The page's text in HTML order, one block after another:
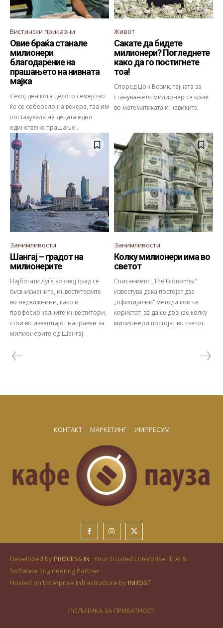
Вистински приказни
Овие браќа станале
милионери
благодарение на
прашањето на нивната
мајка
Секој ден кога целото семејство
ќе се соберело на вечера, таа им
поставувала на децата едно
единствено прашање...
Живот
Сакате да бидете
милионери? Погледнете
како да го постигнете
тоа!
Според Џон Возик, тајната за
станувањето милионер се крие
во математиката и навиките.
Занимливости
Шангај – градот на
милионерите
Најбогати луѓе во овој град се
бизнисмените, инвеститорите
во недвижнини, како и
професионалните инвеститори,
стои во извештајот направен за
милионерите од Шангај.
Занимливости
Колку милионери има во
светот
Списанието „The Economist“
известува дека постојат два
„официјални“ методи кои се
користат, за да се дознае колку
милионери постојат во светот.
КОНТАКТ МАРКЕТИНГ ИМПРЕСУМ
Developed by PROCESS IN · Your Trusted Enterprise IT, AI &
Software Engineering Partner ·
Hosted on Enterprise Infrastructure by INHOST
ПОЛИТИКА ЗА ПРИВАТНОСТ